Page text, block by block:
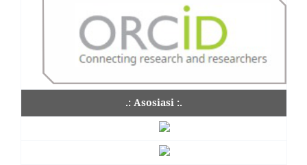
.: Asosiasi :.